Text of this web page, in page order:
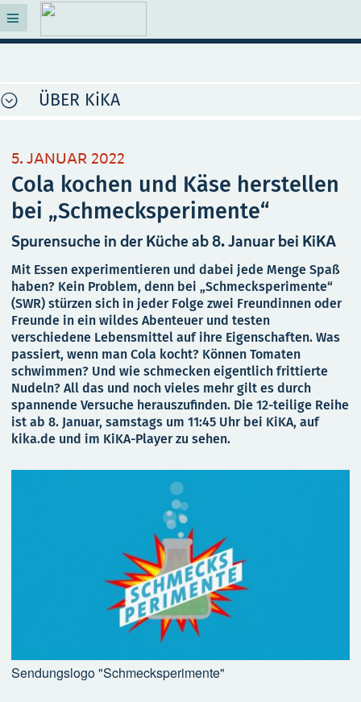
ÜBER KiKA
5. JANUAR 2022
Cola kochen und Käse herstellen
bei „Schmecksperimente“
Spurensuche in der Küche ab 8. Januar bei KiKA
Mit Essen experimentieren und dabei jede Menge Spaß
haben? Kein Problem, denn bei „Schmecksperimente“
(SWR) stürzen sich in jeder Folge zwei Freundinnen oder
Freunde in ein wildes Abenteuer und testen
verschiedene Lebensmittel auf ihre Eigenschaften. Was
passiert, wenn man Cola kocht? Können Tomaten
schwimmen? Und wie schmecken eigentlich frittierte
Nudeln? All das und noch vieles mehr gilt es durch
spannende Versuche herauszufinden. Die 12-teilige Reihe
ist ab 8. Januar, samstags um 11:45 Uhr bei KiKA, auf
kika.de und im KiKA-Player zu sehen.
Sendungslogo "Schmecksperimente"